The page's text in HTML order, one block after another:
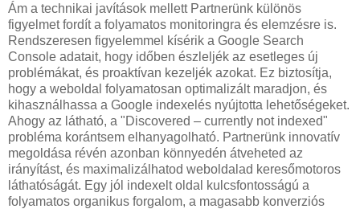
Ám a technikai javítások mellett Partnerünk különös
figyelmet fordít a folyamatos monitoringra és elemzésre is.
Rendszeresen figyelemmel kísérik a Google Search
Console adatait, hogy időben észleljék az esetleges új
problémákat, és proaktívan kezeljék azokat. Ez biztosítja,
hogy a weboldal folyamatosan optimalizált maradjon, és
kihasználhassa a Google indexelés nyújtotta lehetőségeket.
Ahogy az látható, a "Discovered – currently not indexed"
probléma korántsem elhanyagolható. Partnerünk innovatív
megoldása révén azonban könnyedén átveheted az
irányítást, és maximalizálhatod weboldalad keresőmotoros
láthatóságát. Egy jól indexelt oldal kulcsfontosságú a
folyamatos organikus forgalom, a magasabb konverziós